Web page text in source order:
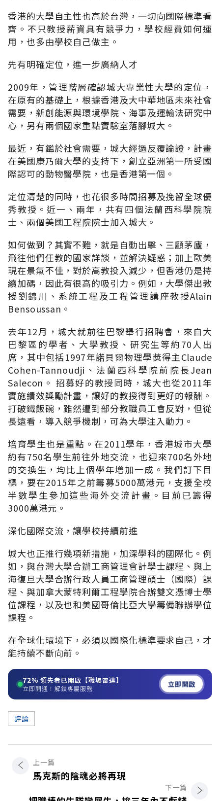
香港的大學自主性也高於台灣，一切向國際標準看
齊。不只教授薪資具有競爭力，學校經費如何運
用，也多由學校自己做主。
先有明確定位，進一步廣納人才
2009年，管理階層確認城大專業性大學的定位，
在原有的基礎上，根據香港及大中華地區未來社會
需要，新創能源與環境學院、海事及運輸法研究中
心，另有兩個國家重點實驗室落腳城大。
最近，有鑑於社會需要，城大經過反覆論證，計畫
在美國康乃爾大學的支持下，創立亞洲第一所受國
際認可的動物醫學院，也是香港第一個。
定位清楚的同時，也花很多時間招募及挽留全球優
秀教授。近一、兩年，共有四個法蘭西科學院院
士、兩個美國工程院院士加入城大。
如何做到？其實不難，就是自動出擊、三顧茅廬，
飛往他們任教的國家詳談，並解決疑惑；加上歐美
現在景氣不佳，對於高教投入減少，但香港仍是持
續加碼，因此有很高的吸引力。例如，大學傑出教
授劉錦川、系統工程及工程管理講座教授Alain
Bensoussan。
去年12月，城大就前往巴黎舉行招聘會，來自大
巴黎區的學者、大學教授、研究生等約70人出
席，其中包括1997年諾貝爾物理學獎得主Claude
Cohen-Tannoudji、法蘭西科學院前院長Jean
Salecon。 招募好的教授同時，城大也從2011年
實施績效獎勵計畫，讓好的教授得到更好的報酬。
打破鐵飯碗，雖然遭到部分教職員工會反對，但從
長遠看，導入競爭機制，可為大學注入動力。
培育學生也是重點。在2011學年，香港城市大學
約有750名學生前往外地交流，也迎來700名外地
的交換生，均比上個學年增加一成。我們訂下目
標，要在2015年之前籌募5000萬港元，支援全校
半數學生參加這些海外交流計畫。目前已籌得
3000萬港元。
深化國際交流，讓學校持續前進
城大也正推行幾項新措施，加深學科的國際化。例
如，與台灣大學合辦工商管理會計學士課程、與上
海復旦大學合辦行政人員工商管理碩士（國際）課
程、與加拿大蒙特利爾工程學院合辦雙文憑博士學
位課程，以及也和美國哥倫比亞大學籌備聯辦學位
課程。
在全球化環境下，必須以國際化標準要求自己，才
能持續不斷向前。
72% 領先者已開啟【職場雷達】
立即開通！解鎖專屬服務 立即開啟
評論
上一篇
馬克斯的陰魂必將再現
下一篇